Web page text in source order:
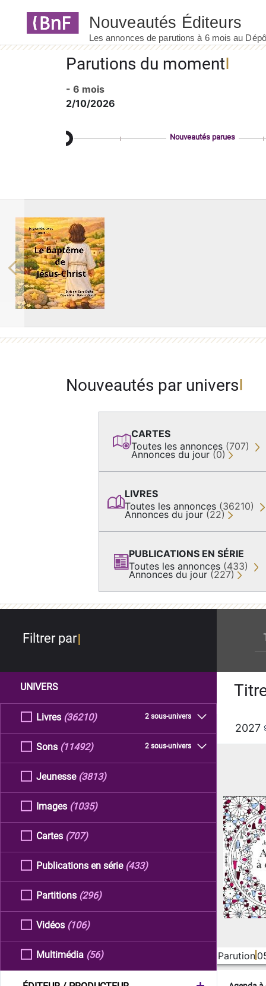
Parutions du moment
- 6 mois
2/10/2026
Nouveautés parues
Previous
Nouveautés par univers
CARTES
Toutes les annonces (707)
Annonces du jour (0)
LIVRES
Toutes les annonces (36210)
Annonces du jour (22)
PUBLICATIONS EN SÉRIE
Toutes les annonces (433)
Annonces du jour (227)
Filtrer par
UNIVERS
Livres 2 sous-univers
(36210)
Sons 2 sous-univers
(11492)
Jeunesse (3813)
Images (1035)
Cartes (707)
Publications en série (433)
Partitions (296)
Vidéos (106)
Multimédia (56)
2027
Parution